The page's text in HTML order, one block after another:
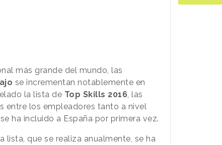
más grande del mundo, las
se incrementan notablemente en
la lista de Top Skills 2016 , las
entre los empleadores tanto a nivel
ha incluido a España por primera vez.
lista, que se realiza anualmente, se ha